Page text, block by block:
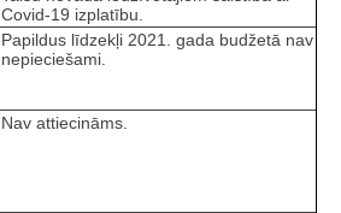
Covid-19 izplatību.
Papildus līdzekļi 2021. gada budžetā nav
nepieciešami.
Nav attiecināms.